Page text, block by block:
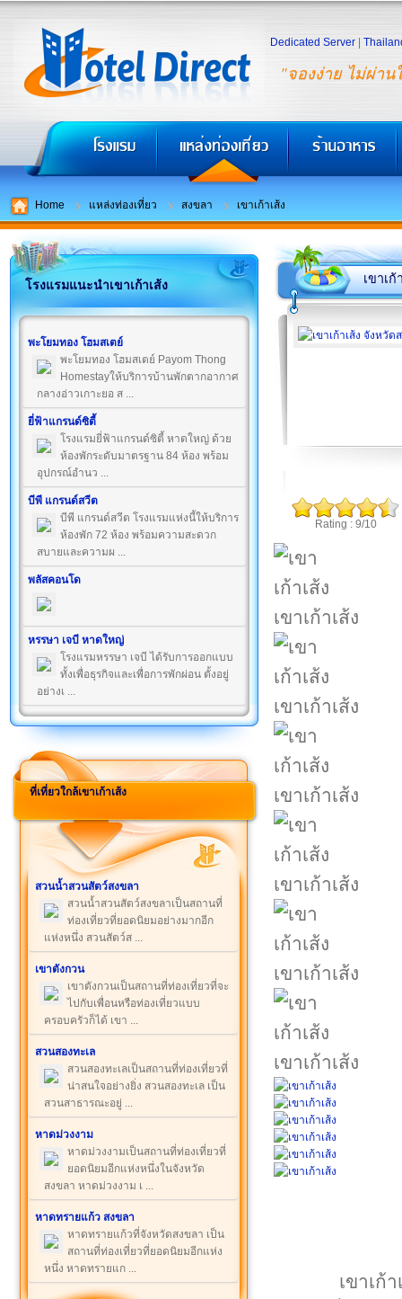
"จองง่าย ไม่ผ่าน
Dedicated Server
Home แหล่งท่องเที่ยว สงขลา เขาเก้าเส้ง
โรงแรมแนะนำเขาเก้าเส้ง
พะโยมทอง โฮมสเตย์
พะโยมทอง โฮมสเตย์ Payom Thong
Homestayให้บริการบ้านพักตากอากาศ
กลางอ่าวเกาะยอ ส ...
ยี่ฟ้าแกรนด์ซิตี้
โรงแรมยี่ฟ้าแกรนด์ซิตี้ หาดใหญ่ ด้วย
ห้องพักระดับมาตรฐาน 84 ห้อง พร้อม
อุปกรณ์อำนว ...
บีพี แกรนด์สวีต
บีพี แกรนด์สวีต โรงแรมแห่งนี้ให้บริการ
ห้องพัก 72 ห้อง พร้อมความสะดวก
สบายและความผ ...
พลัสคอนโด
หรรษา เจบี หาดใหญ่
โรงแรมหรรษา เจบี ได้รับการออกแบบ
ทั้งเพื่อธุรกิจและเพื่อการพักผ่อน ตั้งอยู่
อย่างเ ...
ที่เที่ยวใกล้เขาเก้าเส้ง
สวนน้ำสวนสัตว์สงขลา
สวนน้ำสวนสัตว์สงขลาเป็นสถานที่
ท่องเที่ยวที่ยอดนิยมอย่างมากอีก
แห่งหนึ่ง สวนสัตว์ส ...
เขาตังกวน
เขาตังกวนเป็นสถานที่ท่องเที่ยวที่จะ
ไปกับเพื่อนหรือท่องเที่ยวแบบ
ครอบครัวก็ได้ เขา ...
สวนสองทะเล
สวนสองทะเลเป็นสถานที่ท่องเที่ยวที่
น่าสนใจอย่างยิ่ง สวนสองทะเล เป็น
สวนสาธารณะอยู่ ...
หาดม่วงงาม
หาดม่วงงามเป็นสถานที่ท่องเที่ยวที่
ยอดนิยมอีกแห่งหนึ่งในจังหวัด
สงขลา หาดม่วงงาม เ ...
หาดทรายแก้ว สงขลา
หาดทรายแก้วที่จังหวัดสงขลา เป็น
สถานที่ท่องเที่ยวที่ยอดนิยมอีกแห่ง
หนึ่ง หาดทรายแก ...
เขาเก้
Rating : 9/10
เขาเก้าเส้ง
เขาเก้าเส้ง
เขาเก้าเส้ง
เขาเก้าเส้ง
เขาเก้าเส้ง
เขาเก้าเส้ง
เขาเก้